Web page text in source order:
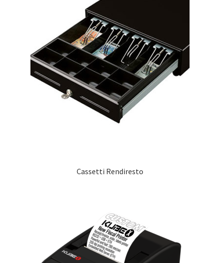
Cassetti Rendiresto